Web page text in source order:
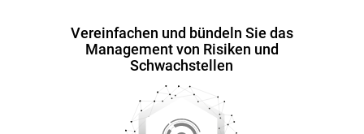
Vereinfachen und bündeln Sie das
Management von Risiken und
Schwachstellen